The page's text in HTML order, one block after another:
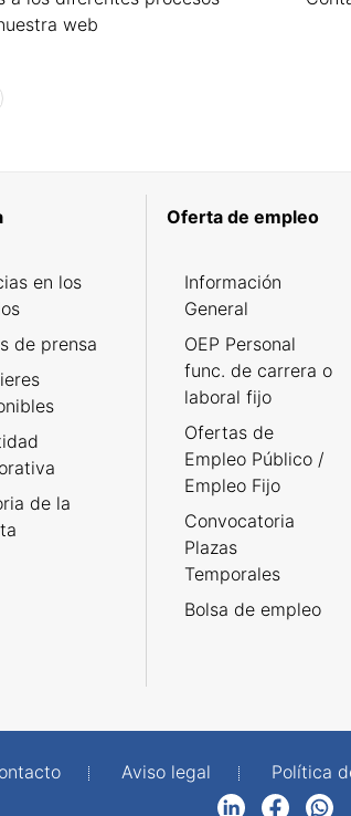
web
en los
de prensa
de la
Oferta de empleo
Información
General
OEP Personal
func. de carrera o
laboral fijo
Ofertas de
Empleo Público /
Empleo Fijo
Convocatoria
Plazas
Temporales
Bolsa de empleo
Aviso legal Política
FacebookWhatsApp